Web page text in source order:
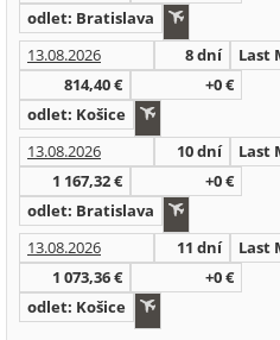
odlet: Bratislava
13.08.2026
8 dní
Last
814,40 €
+0 €
odlet: Košice
13.08.2026
10 dní
Last
1 167,32 €
+0 €
odlet: Bratislava
13.08.2026
11 dní
Last
1 073,36 €
+0 €
odlet: Košice